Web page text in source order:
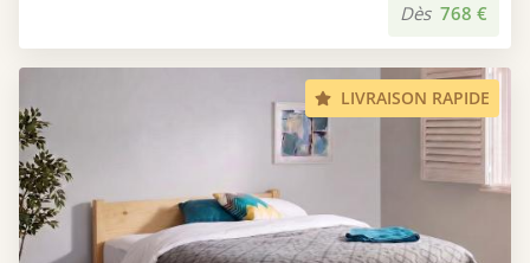
Dès 768 €
LIVRAISON RAPIDE